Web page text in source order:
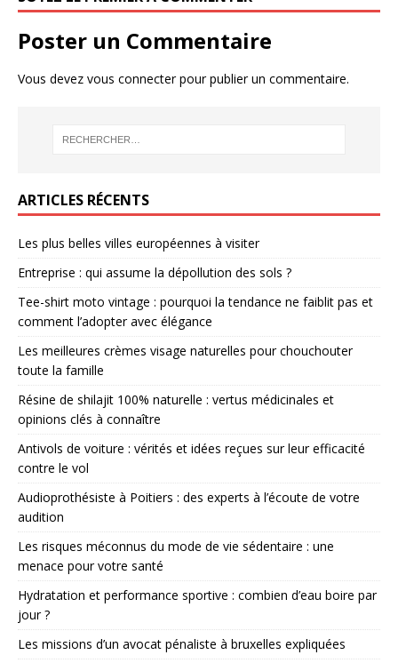
Poster un Commentaire
Vous devez vous connecterpour publier un commentaire.
ARTICLES RÉCENTS
Les plus belles villes européennes à visiter
Entreprise : qui assume la dépollution des sols ?
Tee-shirt moto vintage : pourquoi la tendance ne faiblit pas et
comment l’adopter avec élégance
Les meilleures crèmes visage naturelles pour chouchouter
toute la famille
Résine de shilajit 100% naturelle : vertus médicinales et
opinions clés à connaître
Antivols de voiture : vérités et idées reçues sur leur efficacité
contre le vol
Audioprothésiste à Poitiers : des experts à l’écoute de votre
audition
Les risques méconnus du mode de vie sédentaire : une
menace pour votre santé
Hydratation et performance sportive : combien d’eau boire par
jour ?
Les missions d’un avocat pénaliste à bruxelles expliquées